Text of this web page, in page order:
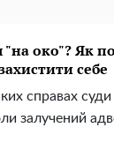
око"? Як
себе
справах
залучений